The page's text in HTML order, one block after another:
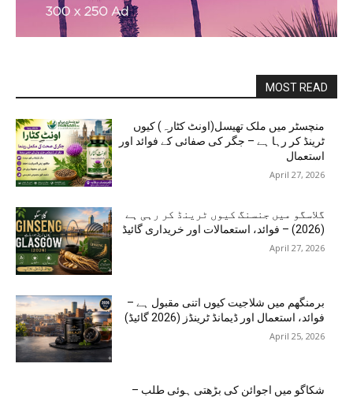
MOST READ
منچسٹر میں ملک تھیسل(اونٹ کٹارہ) کیوں
ٹرینڈ کر رہا ہے – جگر کی صفائی کے فوائد اور
استعمال
April 27, 2026
گلاسگو میں جنسنگ کیوں ٹرینڈ کر رہی ہے
(2026) – فوائد، استعمالات اور خریداری گائیڈ
April 27, 2026
برمنگھم میں شلاجیت کیوں اتنی مقبول ہے –
فوائد، استعمال اور ڈیمانڈ ٹرینڈز (2026 گائیڈ)
April 25, 2026
شکاگو میں اجوائن کی بڑھتی ہوئی طلب –